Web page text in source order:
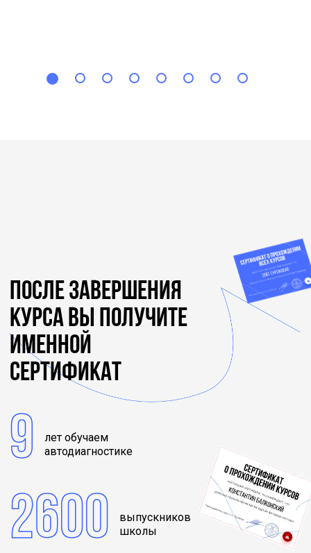
После завершения
курса вы получите
именной
сертификат
9
лет обучаем
автодиагностике
2600
выпускников
школы